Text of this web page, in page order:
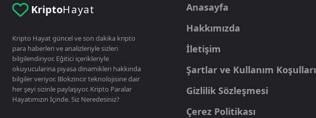
KriptoHayat
Kripto Hayat güncel ve son dakika kripto
para haberleri ve analizleriyle sizleri
bilgilendiriyor. Eğitici içerikleriyle
okuyucularina piyasa dinamikleri hakkında
bilgiler veriyor. Blokzincir teknolojisine dair
her şeyi sizinle paylaşıyor. Kripto Paralar
Hayatımızın İçinde. Siz Neredesiniz?
Anasayfa
Hakkımızda
İletişim
Şartlar ve Kullanım Koşulları
Gizlilik Sözleşmesi
Çerez Politikası